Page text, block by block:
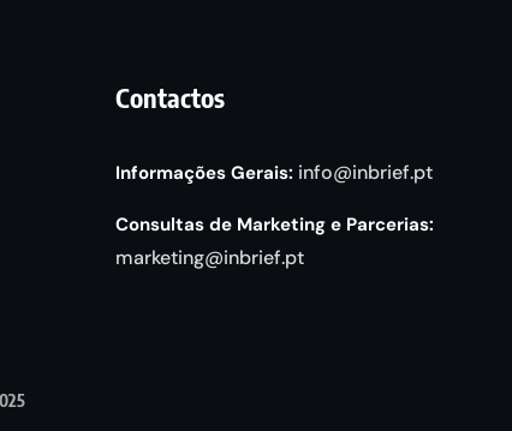
Contactos
Informações Gerais: info@inbrief.pt
Consultas de Marketing e Parcerias:
marketing@inbrief.pt